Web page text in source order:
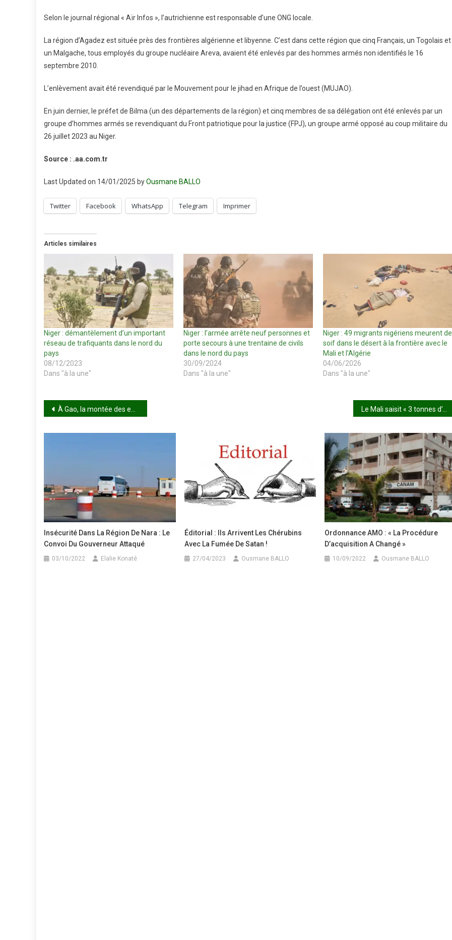
Selon le journal régional « Aïr Infos », l’autrichienne est responsable d’une ONG locale.
La région d’Agadez est située près des frontières algérienne et libyenne. C’est dans cette région que cinq Français, un Togolais et
un Malgache, tous employés du groupe nucléaire Areva, avaient été enlevés par des hommes armés non identifiés le 16
septembre 2010.
L’enlèvement avait été revendiqué par le Mouvement pour le jihad en Afrique de l’ouest (MUJAO).
En juin dernier, le préfet de Bilma (un des départements de la région) et cinq membres de sa délégation ont été enlevés par un
groupe d’hommes armés se revendiquant du Front patriotique pour la justice (FPJ), un groupe armé opposé au coup militaire du
26 juillet 2023 au Niger.
Source : .aa.com.tr
Last Updated on 14/01/2025 byOusmane BALLO
Twitter Facebook WhatsApp Telegram Imprimer
Articles similaires
Niger : démantèlement d’un important
réseau de trafiquants dans le nord du
pays
08/12/2023
Dans "à la une"
Niger : l’armée arrête neuf personnes et
porte secours à une trentaine de civils
dans le nord du pays
30/09/2024
Dans "à la une"
Niger : 49 migrants nigériens meurent de
soif dans le désert à la frontière avec le
Mali et l’Algérie
04/06/2026
Dans "à la une"
Navigation
de
À Gao, la montée des eaux du fleuve continue de faire des dégâts
Insécurité Dans La Région De Nara : Le
Convoi Du Gouverneur Attaqué
03/10/2022 Elalie Konaté
Éditorial : Ils Arrivent Les Chérubins
Avec La Fumée De Satan !
27/04/2023 Ousmane BALLO
Ordonnance AMO : « La Procédure
D’acquisition A Changé »
10/09/2022 Ousmane BALLO